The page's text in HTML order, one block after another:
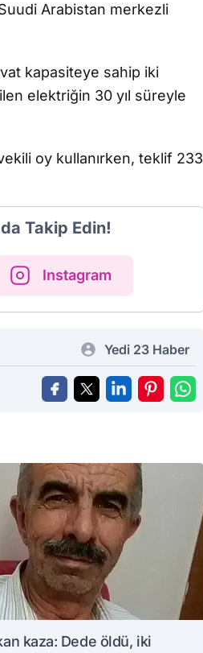
Arabistan merkezli
kapasiteye sahip iki
elektriğin 30 yıl süreyle
oy kullanırken, teklif 233
Takip Edin!
Instagram
Yedi 23 Haber
kaza: Dede öldü, iki